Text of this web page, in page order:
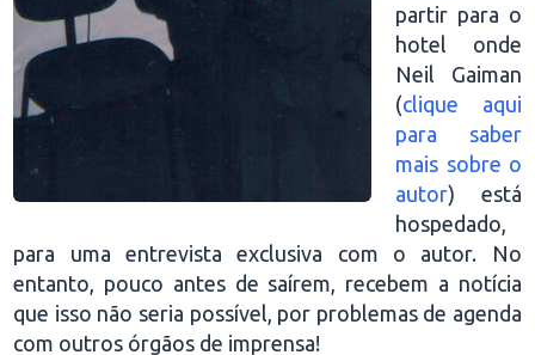
partir para o
hotel onde
Neil Gaiman
(clique aqui
para saber
mais sobre o
autor) está
hospedado,
para uma entrevista exclusiva com o autor. No
entanto, pouco antes de saírem, recebem a notícia
que isso não seria possível, por problemas de agenda
com outros órgãos de imprensa!